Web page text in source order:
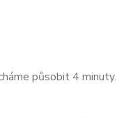
působit 4 minuty.